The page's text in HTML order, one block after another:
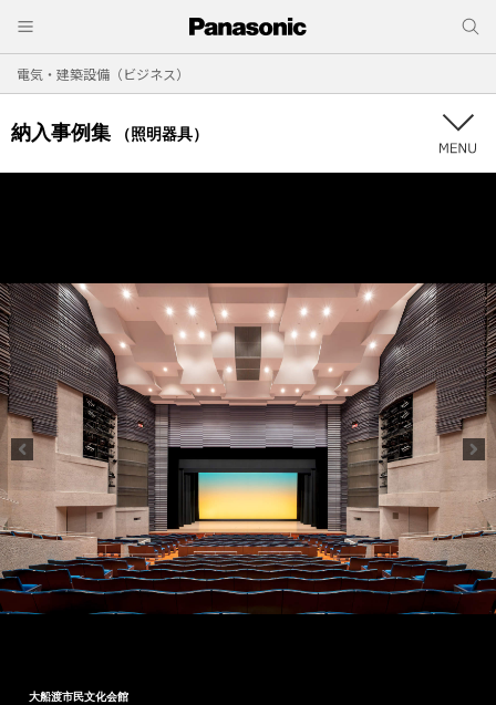
電気・建築設備（ビジネス）
納入事例集 （照明器具）
大船渡市民文化会館